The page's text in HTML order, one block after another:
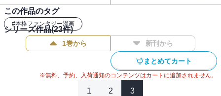
この作品のタグ
#本格ファンタジー漫画
シリーズ作品(23件)
1巻から 新刊から
まとめてカート
※無料、予約、入荷通知のコンテンツはカートに追加されません。
1 2 3